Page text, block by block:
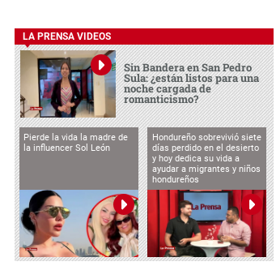
LA PRENSA VIDEOS
Sin Bandera en San Pedro
Sula: ¿están listos para una
noche cargada de
romanticismo?
Pierde la vida la madre de
la influencer Sol León
Hondureño sobrevivió siete
días perdido en el desierto
y hoy dedica su vida a
ayudar a migrantes y niños
hondureños